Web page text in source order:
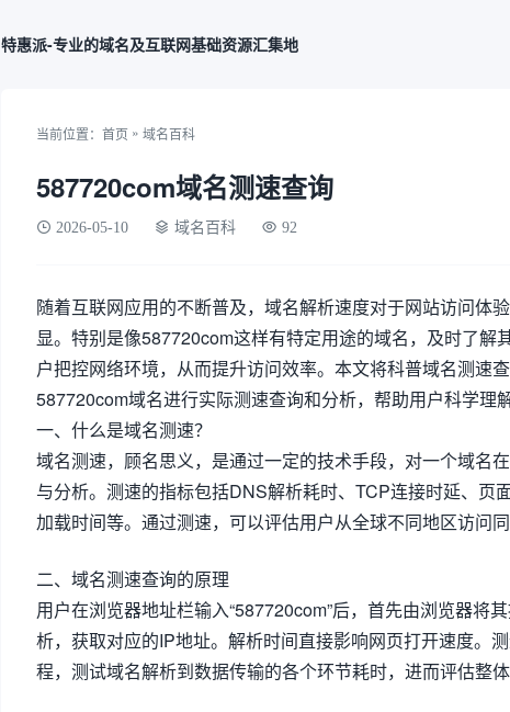
特惠派-专业的域名及互联网基础资源汇集地
当前位置： 首页 » 域名百科
587720com域名测速查询
2026-05-10 域名百科 92
随着互联网应用的不断普及，域名解析速度对于网站访问体
显。特别是像587720com这样有特定用途的域名，及时了解
户把控网络环境，从而提升访问效率。本文将科普域名测速
587720com域名进行实际测速查询和分析，帮助用户科学理
一、什么是域名测速？
域名测速，顾名思义，是通过一定的技术手段，对一个域名
与分析。测速的指标包括DNS解析耗时、TCP连接时延、页
加载时间等。通过测速，可以评估用户从全球不同地区访问
二、域名测速查询的原理
用户在浏览器地址栏输入“587720com”后，首先由浏览器将
析，获取对应的IP地址。解析时间直接影响网页打开速度。
程，测试域名解析到数据传输的各个环节耗时，进而评估整体